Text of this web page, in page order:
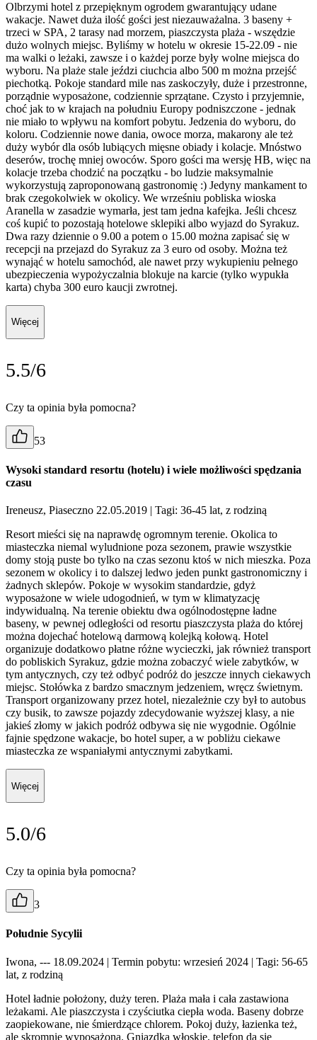
Olbrzymi hotel z przepięknym ogrodem gwarantujący udane
wakacje. Nawet duża ilość gości jest niezauważalna. 3 baseny +
trzeci w SPA, 2 tarasy nad morzem, piaszczysta plaża - wszędzie
dużo wolnych miejsc. Byliśmy w hotelu w okresie 15-22.09 - nie
ma walki o leżaki, zawsze i o każdej porze były wolne miejsca do
wyboru. Na plaże stale jeździ ciuchcia albo 500 m można przejść
piechotką. Pokoje standard mile nas zaskoczyły, duże i przestronne,
porządnie wyposażone, codziennie sprzątane. Czysto i przyjemnie,
choć jak to w krajach na południu Europy podniszczone - jednak
nie miało to wpływu na komfort pobytu. Jedzenia do wyboru, do
koloru. Codziennie nowe dania, owoce morza, makarony ale też
duży wybór dla osób lubiących mięsne obiady i kolacje. Mnóstwo
deserów, trochę mniej owoców. Sporo gości ma wersję HB, więc na
kolacje trzeba chodzić na początku - bo ludzie maksymalnie
wykorzystują zaproponowaną gastronomię :) Jedyny mankament to
brak czegokolwiek w okolicy. We wrześniu pobliska wioska
Aranella w zasadzie wymarła, jest tam jedna kafejka. Jeśli chcesz
coś kupić to pozostają hotelowe sklepiki albo wyjazd do Syrakuz.
Dwa razy dziennie o 9.00 a potem o 15.00 można zapisać się w
recepcji na przejazd do Syrakuz za 3 euro od osoby. Można też
wynająć w hotelu samochód, ale nawet przy wykupieniu pełnego
ubezpieczenia wypożyczalnia blokuje na karcie (tylko wypukła
karta) chyba 300 euro kaucji zwrotnej.
Więcej
5.5/6
Czy ta opinia była pomocna?
53
Wysoki standard resortu (hotelu) i wiele możliwości spędzania
czasu
Ireneusz, Piaseczno 22.05.2019 | Tagi: 36-45 lat, z rodziną
Resort mieści się na naprawdę ogromnym terenie. Okolica to
miasteczka niemal wyludnione poza sezonem, prawie wszystkie
domy stoją puste bo tylko na czas sezonu ktoś w nich mieszka. Poza
sezonem w okolicy i to dalszej ledwo jeden punkt gastronomiczny i
żadnych sklepów. Pokoje w wysokim standardzie, gdyż
wyposażone w wiele udogodnień, w tym w klimatyzację
indywidualną. Na terenie obiektu dwa ogólnodostępne ładne
baseny, w pewnej odległości od resortu piaszczysta plaża do której
można dojechać hotelową darmową kolejką kołową. Hotel
organizuje dodatkowo płatne różne wycieczki, jak również transport
do pobliskich Syrakuz, gdzie można zobaczyć wiele zabytków, w
tym antycznych, czy też odbyć podróż do jeszcze innych ciekawych
miejsc. Stołówka z bardzo smacznym jedzeniem, wręcz świetnym.
Transport organizowany przez hotel, niezależnie czy był to autobus
czy busik, to zawsze pojazdy zdecydowanie wyższej klasy, a nie
jakieś złomy w jakich podróż odbywa się nie wygodnie. Ogólnie
fajnie spędzone wakacje, bo hotel super, a w pobliżu ciekawe
miasteczka ze wspaniałymi antycznymi zabytkami.
Więcej
5.0/6
Czy ta opinia była pomocna?
3
Południe Sycylii
Iwona, --- 18.09.2024 | Termin pobytu: wrzesień 2024 | Tagi: 56-65
lat, z rodziną
Hotel ładnie położony, duży teren. Plaża mała i cała zastawiona
leżakami. Ale piaszczysta i czyściutka ciepła woda. Baseny dobrze
zaopiekowane, nie śmierdzące chlorem. Pokoj duży, łazienka też,
ale skromnie wyposażona. Gniazdka włoskie, telefon da się